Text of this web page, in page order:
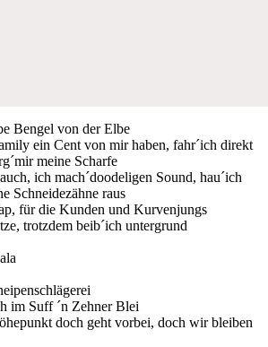
Bengel von der Elbe
ein Cent von mir haben, fahr´ich direkt
meine Scharfe
ich mach´doodeligen Sound, hau´ich
Schneidezähne raus
für die Kunden und Kurvenjungs
trotzdem beib´ich untergrund
im Suff ´n Zehner Blei
doch geht vorbei, doch wir bleiben